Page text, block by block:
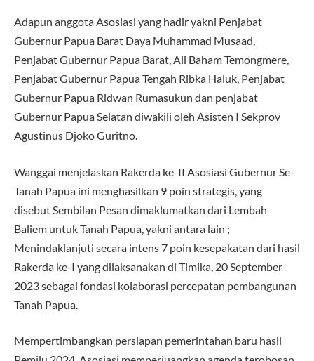
Adapun anggota Asosiasi yang hadir yakni Penjabat
Gubernur Papua Barat Daya Muhammad Musaad,
Penjabat Gubernur Papua Barat, Ali Baham Temongmere,
Penjabat Gubernur Papua Tengah Ribka Haluk, Penjabat
Gubernur Papua Ridwan Rumasukun dan penjabat
Gubernur Papua Selatan diwakili oleh Asisten I Sekprov
Agustinus Djoko Guritno.
Wanggai menjelaskan Rakerda ke-II Asosiasi Gubernur Se-
Tanah Papua ini menghasilkan 9 poin strategis, yang
disebut Sembilan Pesan dimaklumatkan dari Lembah
Baliem untuk Tanah Papua, yakni antara lain ;
Menindaklanjuti secara intens 7 poin kesepakatan dari hasil
Rakerda ke-I yang dilaksanakan di Timika, 20 September
2023 sebagai fondasi kolaborasi percepatan pembangunan
Tanah Papua.
Mempertimbangkan persiapan pemerintahan baru hasil